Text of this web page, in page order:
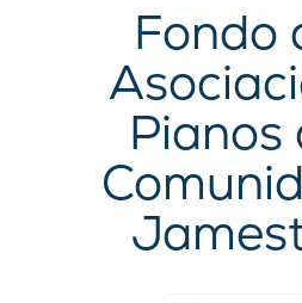
Fondo
Pianos